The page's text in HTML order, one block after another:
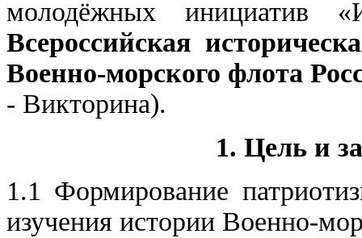
молодёжных инициатив
Всероссийская
Военно-морского флота
- Викторина).
1. Цель и
1.1 Формирование
изучения истории Военно-